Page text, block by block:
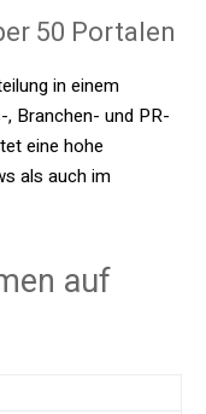
50 Portalen
in einem
Branchen- und PR-
eine hohe
als auch im
auf